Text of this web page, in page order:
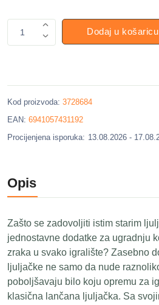
1 Dodaj u košaricu
Kod proizvoda: 3728684
EAN: 6941057431192
Procijenjena isporuka: 13.08.2026 -
Opis
Zašto se zadovoljiti istim starim
jednostavne dodatke za ugradnju
zraka u svako igralište? Zasebno
ljuljačke ne samo da nude
poboljšavaju bilo koju opremu za
klasična lančana ljuljačka. Sa